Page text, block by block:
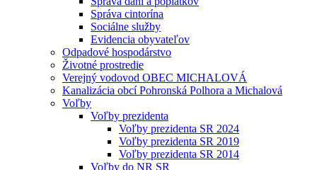
Správa cintorína
Sociálne služby
Evidencia obyvateľov
Odpadové hospodárstvo
Životné prostredie
Verejný vodovod OBEC MICHALOVÁ
Kanalizácia obcí Pohronská Polhora a Michalová
Voľby
Voľby prezidenta
Voľby prezidenta SR 2024
Voľby prezidenta SR 2019
Voľby prezidenta SR 2014
Voľby do NR SR